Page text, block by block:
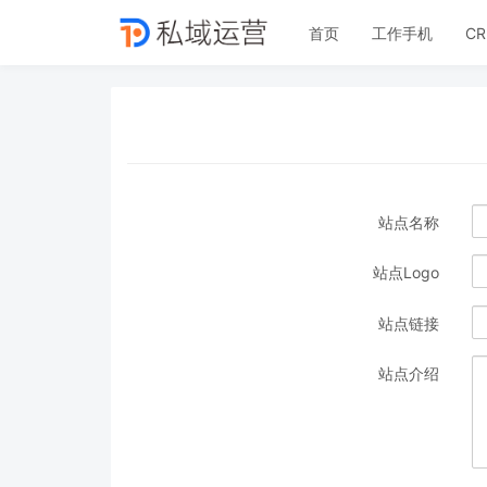
首页 工作手机
站点名称
站点Logo
站点链接
站点介绍